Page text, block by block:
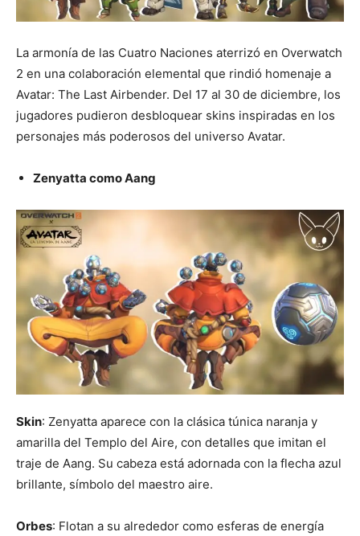
La armonía de las Cuatro Naciones aterrizó en Overwatch
2 en una colaboración elemental que rindió homenaje a
Avatar: The Last Airbender. Del 17 al 30 de diciembre, los
jugadores pudieron desbloquear skins inspiradas en los
personajes más poderosos del universo Avatar.
Zenyatta como Aang
Skin: Zenyatta aparece con la clásica túnica naranja y
amarilla del Templo del Aire, con detalles que imitan el
traje de Aang. Su cabeza está adornada con la flecha azul
brillante, símbolo del maestro aire.
Orbes: Flotan a su alrededor como esferas de energía